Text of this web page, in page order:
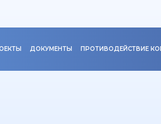
ДОКУМЕНТЫ ПРОТИВОДЕЙСТВИЕ